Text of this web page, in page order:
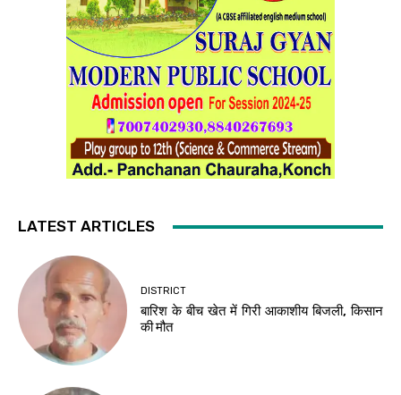
LATEST ARTICLES
DISTRICT
बारिश के बीच खेत में गिरी आकाशीय बिजली, किसान
की मौत